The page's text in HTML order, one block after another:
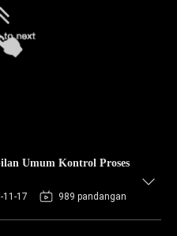
Umum Kontrol Proses
11-17 989 pandangan